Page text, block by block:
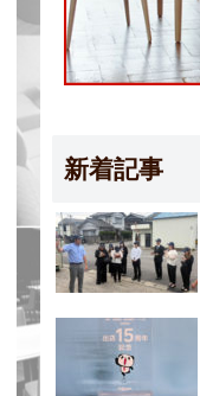
新着記事